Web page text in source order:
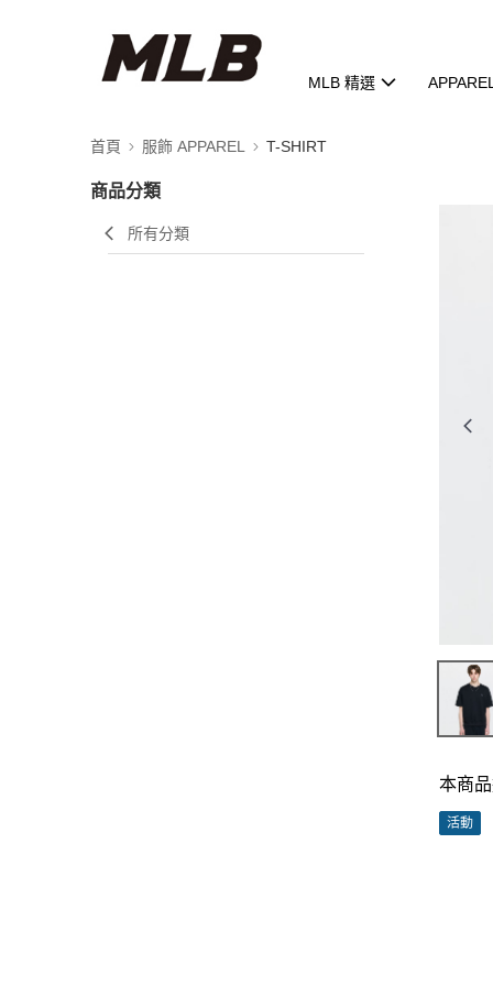
MLB 精選
首頁 服飾 APPAREL T-SHIRT
商品分類
所有分類
本商
活動